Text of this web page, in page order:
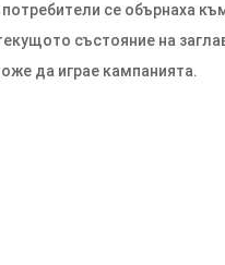
се обърнаха
състояние на
да играе кампанията.